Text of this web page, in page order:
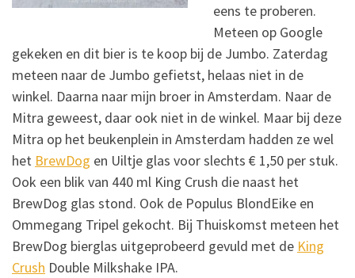
eens te proberen.
Meteen op Google
gekeken en dit bier is te koop bij de Jumbo. Zaterdag
meteen naar de Jumbo gefietst, helaas niet in de
winkel. Daarna naar mijn broer in Amsterdam. Naar de
Mitra geweest, daar ook niet in de winkel. Maar bij deze
Mitra op het beukenplein in Amsterdam hadden ze wel
het BrewDog en Uiltje glas voor slechts € 1,50 per stuk.
Ook een blik van 440 ml King Crush die naast het
BrewDog glas stond. Ook de Populus BlondEike en
Ommegang Tripel gekocht. Bij Thuiskomst meteen het
BrewDog bierglas uitgeprobeerd gevuld met de King
Crush Double Milkshake IPA.